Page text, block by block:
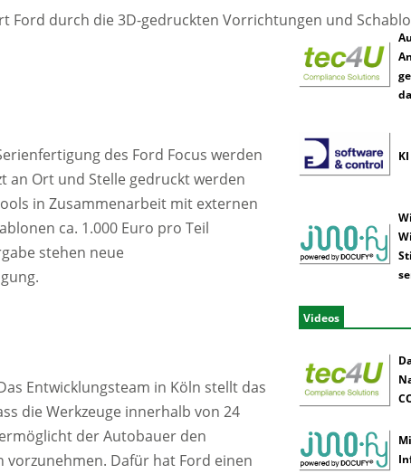
durch die 3D-gedruckten Vorrichtungen und
des Ford Focus werden
an Ort und Stelle gedruckt werden
in Zusammenarbeit mit externen
ca. 1.000 Euro pro Teil
stehen neue
Entwicklungsteam in Köln stellt das
die Werkzeuge innerhalb von 24
der Autobauer den
Dafür hat Ford einen
Videos